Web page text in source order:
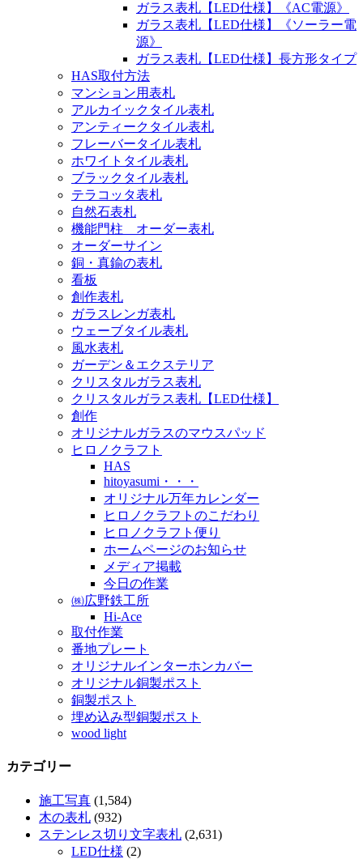
ガラス表札【LED仕様】《AC電源》
ガラス表札【LED仕様】《ソーラー電
源》
ガラス表札【LED仕様】長方形タイプ
HAS取付方法
マンション用表札
アルカイックタイル表札
アンティークタイル表札
フレーバータイル表札
ホワイトタイル表札
ブラックタイル表札
テラコッタ表札
自然石表札
機能門柱 オーダー表札
オーダーサイン
銅・真鍮の表札
看板
創作表札
ガラスレンガ表札
ウェーブタイル表札
風水表札
ガーデン＆エクステリア
クリスタルガラス表札
クリスタルガラス表札【LED仕様】
創作
オリジナルガラスのマウスパッド
ヒロノクラフト
HAS
hitoyasumi・・・
オリジナル万年カレンダー
ヒロノクラフトのこだわり
ヒロノクラフト便り
ホームページのお知らせ
メディア掲載
今日の作業
㈱広野鉄工所
Hi-Ace
取付作業
番地プレート
オリジナルインターホンカバー
オリジナル銅製ポスト
銅製ポスト
埋め込み型銅製ポスト
wood light
カテゴリー
施工写真 (1,584)
木の表札 (932)
ステンレス切り文字表札 (2,631)
LED仕様 (2)